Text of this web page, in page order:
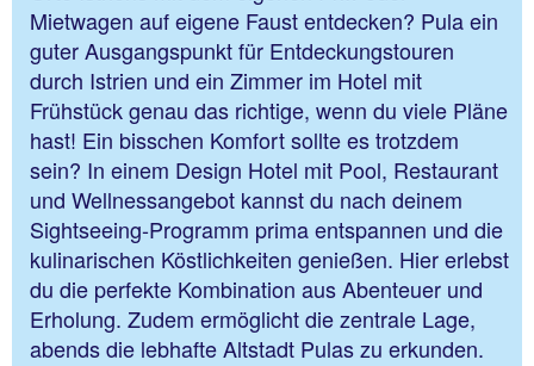
Mietwagen auf eigene Faust entdecken? Pula ein
guter Ausgangspunkt für Entdeckungstouren
durch Istrien und ein Zimmer im Hotel mit
Frühstück genau das richtige, wenn du viele Pläne
hast! Ein bisschen Komfort sollte es trotzdem
sein? In einem Design Hotel mit Pool, Restaurant
und Wellnessangebot kannst du nach deinem
Sightseeing-Programm prima entspannen und die
kulinarischen Köstlichkeiten genießen. Hier erlebst
du die perfekte Kombination aus Abenteuer und
Erholung. Zudem ermöglicht die zentrale Lage,
abends die lebhafte Altstadt Pulas zu erkunden.